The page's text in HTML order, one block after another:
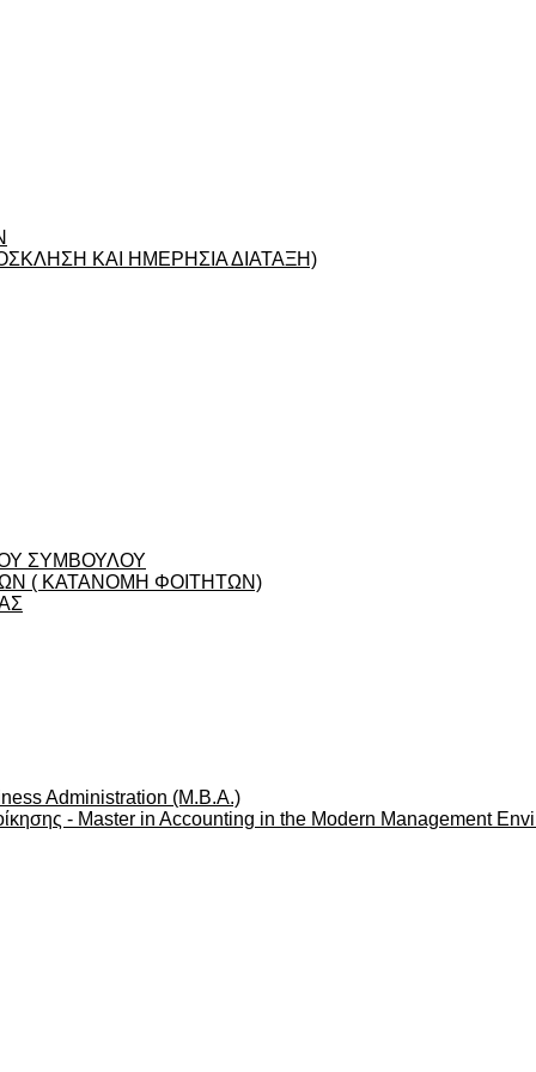
ΚΑΙ ΗΜΕΡΗΣΙΑ ΔΙΑΤΑΞΗ)
ΣΥΜΒΟΥΛΟΥ
( ΚΑΤΑΝΟΜΗ ΦΟΙΤΗΤΩΝ)
Administration (M.B.A.)
- Master in Accounting in the Modern Management